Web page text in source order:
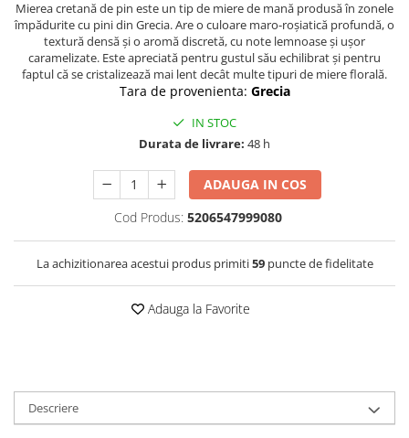
REMEDII NATURISTE
TOATE PRODUSELE
Mierea cretană de pin este un tip de miere de mană produsă în zonele
împădurite cu pini din Grecia. Are o culoare maro-roșiatică profundă, o
textură densă și o aromă discretă, cu note lemnoase și ușor
caramelizate. Este apreciată pentru gustul său echilibrat și pentru
faptul că se cristalizează mai lent decât multe tipuri de miere florală.
Tara de provenienta: Grecia
IN STOC
Durata de livrare: 48 h
ADAUGA IN COS
Cod Produs: 5206547999080
La achizitionarea acestui produs primiti59puncte de fidelitate
Adauga la Favorite
Descriere